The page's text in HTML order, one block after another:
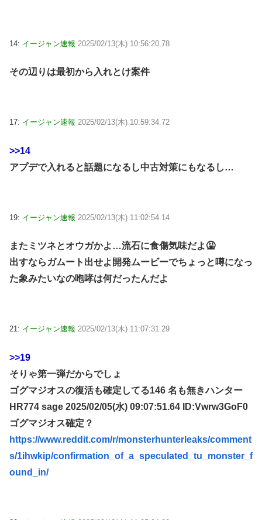
14: イージャン速報 2025/02/13(木) 10:56:20.78
その辺りは最初から入れとけ案件
17: イージャン速報 2025/02/13(木) 10:59:34.72
>>14
アプデで入れると話題になるし中古対策にもなるし…
19: イージャン速報 2025/02/13(木) 11:02:54.14
またミツネとオウガかよ…流石に食傷気味だよ🤮
出すならガムート出せよ開発ムービーでちょっと噂になっ
た象みたいなの咆哮は何だったんだよ
21: イージャン速報 2025/02/13(木) 11:07:31.29
>>19
そりゃ第一弾だからでしょ
ゴグマジオスの復活も確定してる146 名も無きハンター
HR774 sage 2025/02/05(水) 09:07:51.64 ID:Vwrw3GoF0
ゴグマジオス確定？
https://www.reddit.com/r/monsterhunterleaks/comment
s/1ihwkip/confirmation_of_a_speculated_tu_monster_f
ound_in/